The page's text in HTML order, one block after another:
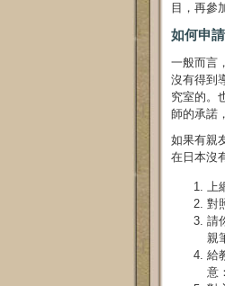
目，再參
如何申
一般而言
沒有得到
究室的。
師的承諾
如果有親
在日本沒
對
請
親
給
意